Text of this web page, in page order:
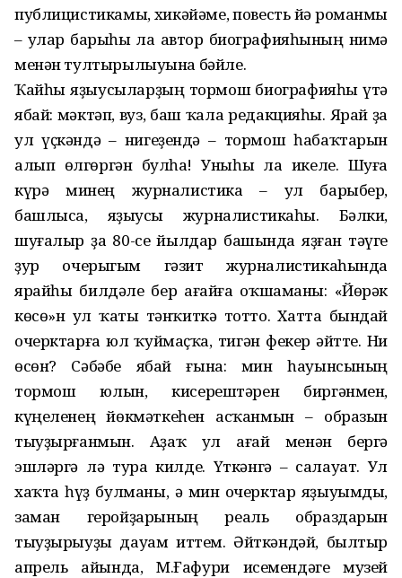
публицистикамы, хикәйәме, повесть йә романмы
– улар барыһы ла автор биографияһының нимә
менән тултырылыуына бәйле.
Ҡайһы яҙыусыларҙың тормош биографияһы үтә
ябай: мәктәп, вуз, баш ҡала редакцияһы. Ярай ҙа
ул үҫкәндә – нигеҙендә – тормош һабаҡтарын
алып өлгөргән булһа! Уныһы ла икеле. Шуға
күрә минең журналистика – ул барыбер,
башлыса, яҙыусы журналистикаһы. Бәлки,
шуғалыр ҙа 80-се йылдар башында яҙған тәүге
ҙур очерыгым гәзит журналистикаһында
ярайһы билдәле бер ағайға оҡшаманы: «Йөрәк
көсө»н ул ҡаты тәнҡиткә тотто. Хатта бындай
очерктарға юл ҡуймаҫҡа, тигән фекер әйтте. Ни
өсөн? Сәбәбе ябай ғына: мин һауынсының
тормош юлын, кисерештәрен биргәнмен,
күңеленең йөкмәткеһен асҡанмын – образын
тыуҙырғанмын. Аҙаҡ ул ағай менән бергә
эшләргә лә тура килде. Үткәнгә – салауат. Ул
хаҡта һүҙ булманы, ә мин очерктар яҙыуымды,
заман геройҙарының реаль образдарын
тыуҙырыуҙы дауам иттем. Әйткәндәй, былтыр
апрель айында, М.Ғафури исемендәге музей